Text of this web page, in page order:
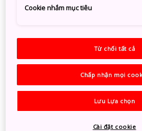
chính thức từ
Chính phủ
Nhật Bản
Cookie nhắm mục tiêu
Từ chối tất cả
Chấp nhận mọi
Lưu Lựa chọn
Cài đặt cookie